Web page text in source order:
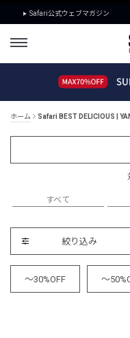
Safari公式ウェブマガジン
ホーム Safari BEST DELICIOUS |
すべて
絞り込み
～30%OFF ～